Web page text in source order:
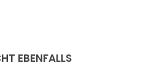
EBENFALLS